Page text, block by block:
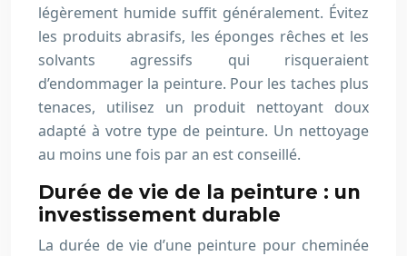
légèrement humide suffit généralement. Évitez
les produits abrasifs, les éponges rêches et les
solvants agressifs qui risqueraient
d’endommager la peinture. Pour les taches plus
tenaces, utilisez un produit nettoyant doux
adapté à votre type de peinture. Un nettoyage
au moins une fois par an est conseillé.
Durée de vie de la peinture : un
investissement durable
La durée de vie d’une peinture pour cheminée